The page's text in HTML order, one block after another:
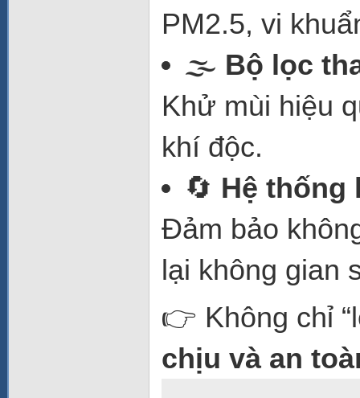
PM2.5, vi
🌫️ Bộ lọc
Khử mùi hiệu
khí độc.
🔄 Hệ thống
Đảm bảo
lại không gian
👉 Không chỉ
chịu và an